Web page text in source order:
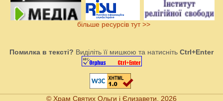
більше ресурсів тут >>
Помилка в тексті? Виділіть її мишкою та натисніть Ctrl+Enter
© Храм Святих Ольги і Єлизавети, 2026